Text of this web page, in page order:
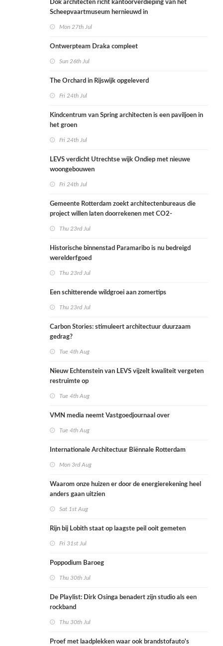
Dok architecten richt kantoorverdieping van het
Scheepvaartmuseum hernieuwd in
Mon 27th Jul
Ontwerpteam Draka compleet
Sun 26th Jul
The Orchard in Rijswijk opgeleverd
Fri 24th Jul
Kindcentrum van Spring architecten is een paviljoen in
het groen
Fri 24th Jul
LEVS verdicht Utrechtse wijk Ondiep met nieuwe
woongebouwen
Fri 24th Jul
Gemeente Rotterdam zoekt architectenbureaus die
project willen laten doorrekenen met CO2-
Thu 23rd Jul
Historische binnenstad Paramaribo is nu bedreigd
werelderfgoed
Thu 23rd Jul
Een schitterende wildgroei aan zomertips
Thu 23rd Jul
Carbon Stories: stimuleert architectuur duurzaam
gedrag?
Tue 4th Aug
Nieuw Echtenstein van LEVS vijzelt kwaliteit vergeten
restruimte op
Tue 4th Aug
VMN media neemt Vastgoedjournaal over
Tue 4th Aug
Internationale Architectuur Biënnale Rotterdam
Mon 3rd Aug
Waarom onze huizen er door de energierekening heel
anders gaan uitzien
Sat 1st Aug
Rijn bij Lobith staat op laagste peil ooit gemeten
Fri 31st Jul
Poppodium Baroeg
Thu 30th Jul
De Playlist: Dirk Osinga benadert zijn studio als een
rockband
Thu 30th Jul
Proef met laadplekken waar ook brandstofauto's